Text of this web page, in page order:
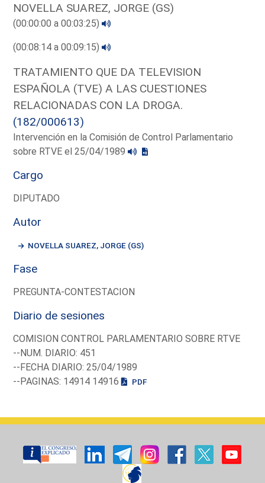
NOVELLA SUAREZ, JORGE (GS)
(00:00:00 a 00:03:25)
(00:08:14 a 00:09:15)
TRATAMIENTO QUE DA TELEVISION
ESPAÑOLA (TVE) A LAS CUESTIONES
RELACIONADAS CON LA DROGA.
(182/000613)
Intervención en la Comisión de Control Parlamentario
sobre RTVE el 25/04/1989
Cargo
DIPUTADO
Autor
NOVELLA SUAREZ, JORGE (GS)
Fase
PREGUNTA-CONTESTACION
Diario de sesiones
COMISION CONTROL PARLAMENTARIO SOBRE RTVE
--NUM. DIARIO: 451
--FECHA DIARIO: 25/04/1989
--PAGINAS: 14914 14916
PDF